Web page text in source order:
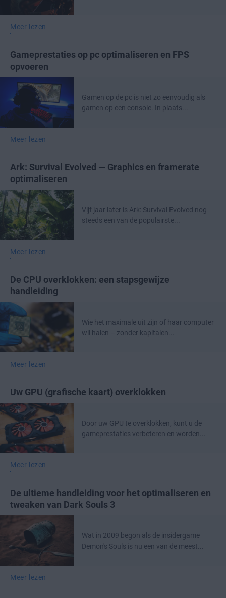
Meer lezen
Gameprestaties op pc optimaliseren en FPS
opvoeren
Gamen op de pc is niet zo eenvoudig als
gamen op een console. In plaats...
Meer lezen
Ark: Survival Evolved — Graphics en framerate
optimaliseren
Vijf jaar later is Ark: Survival Evolved nog
steeds een van de populairste...
Meer lezen
De CPU overklokken: een stapsgewijze
handleiding
Wie het maximale uit zijn of haar computer
wil halen – zonder kapitalen...
Meer lezen
Uw GPU (grafische kaart) overklokken
Door uw GPU te overklokken, kunt u de
gameprestaties verbeteren en worden...
Meer lezen
De ultieme handleiding voor het optimaliseren en
tweaken van Dark Souls 3
Wat in 2009 begon als de insidergame
Demon's Souls is nu een van de meest...
Meer lezen